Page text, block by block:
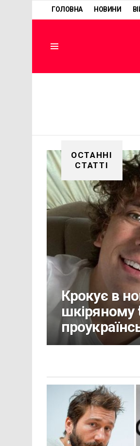
ГОЛОВНА НОВИНИ
ОСТАННІ
СТАТТІ
Крокує в